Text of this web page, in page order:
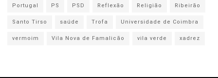
Portugal
PS PSD Reflexão Religião
Ribeirão
Santo Tirso
saúde Trofa
Universidade de Coimbra
vermoim
Vila Nova de Famalicão vila verde xadrez